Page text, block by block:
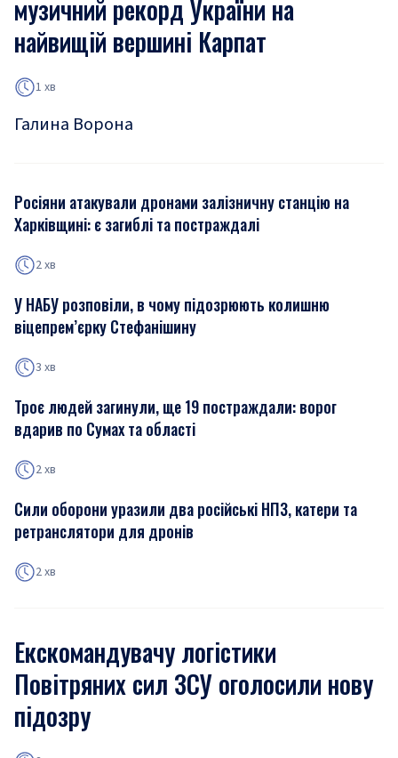
музичний рекорд України на
найвищій вершині Карпат
1 хв
Галина Ворона
Росіяни атакували дронами залізничну станцію на
Харківщині: є загиблі та постраждалі
2 хв
У НАБУ розповіли, в чому підозрюють колишню
віцепрем’єрку Стефанішину
3 хв
Троє людей загинули, ще 19 постраждали: ворог
вдарив по Сумах та області
2 хв
Сили оборони уразили два російські НПЗ, катери та
ретранслятори для дронів
2 хв
Екскомандувачу логістики
Повітряних сил ЗСУ оголосили нову
підозру